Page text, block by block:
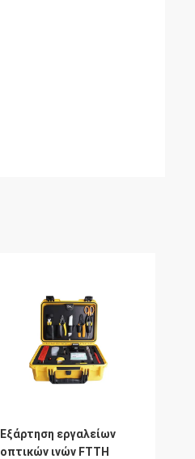
Εξάρτηση εργαλείων
οπτικών ινών FTTH